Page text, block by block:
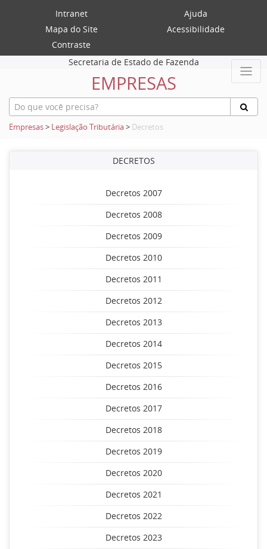
Intranet
Ajuda
Mapa do Site
Acessibilidade
Contraste
Secretaria de Estado de Fazenda
EMPRESAS
Empresas> Legislação Tributária> Decretos
DECRETOS
Decretos 2007
Decretos 2008
Decretos 2009
Decretos 2010
Decretos 2011
Decretos 2012
Decretos 2013
Decretos 2014
Decretos 2015
Decretos 2016
Decretos 2017
Decretos 2018
Decretos 2019
Decretos 2020
Decretos 2021
Decretos 2022
Decretos 2023